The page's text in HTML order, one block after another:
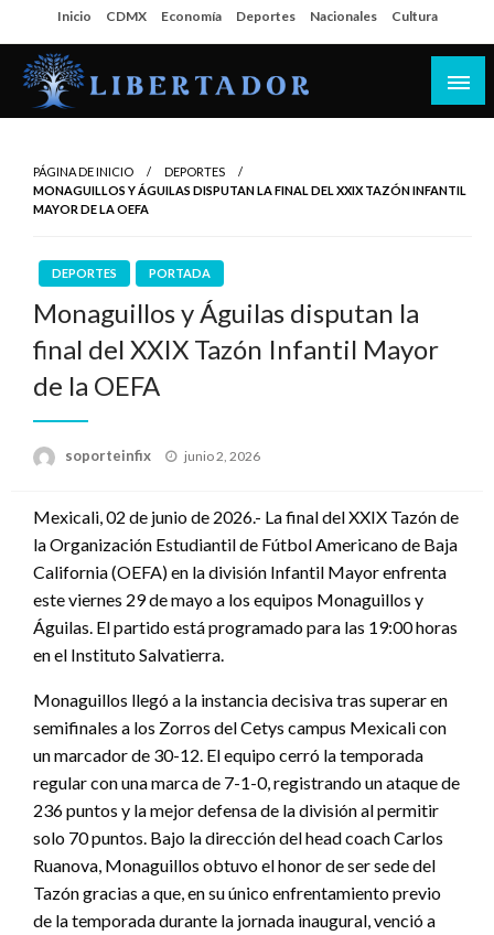
al
contenido
Inicio CDMX Economía Deportes Nacionales Cultura
PÁGINA DE INICIO
DEPORTES
MONAGUILLOS Y ÁGUILAS DISPUTAN LA FINAL DEL XXIX TAZÓN INFANTIL
MAYOR DE LA OEFA
DEPORTES PORTADA
Monaguillos y Águilas disputan la
final del XXIX Tazón Infantil Mayor
de la OEFA
soporteinfix
Publicado
junio 2, 2026
Mexicali, 02 de junio de 2026.- La final del XXIX Tazón de
la Organización Estudiantil de Fútbol Americano de Baja
California (OEFA) en la división Infantil Mayor enfrenta
este viernes 29 de mayo a los equipos Monaguillos y
Águilas. El partido está programado para las 19:00 horas
en el Instituto Salvatierra.
Monaguillos llegó a la instancia decisiva tras superar en
semifinales a los Zorros del Cetys campus Mexicali con
un marcador de 30-12. El equipo cerró la temporada
regular con una marca de 7-1-0, registrando un ataque de
236 puntos y la mejor defensa de la división al permitir
solo 70 puntos. Bajo la dirección del head coach Carlos
Ruanova, Monaguillos obtuvo el honor de ser sede del
Tazón gracias a que, en su único enfrentamiento previo
de la temporada durante la jornada inaugural, venció a